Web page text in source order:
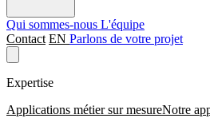
Qui sommes-nous L'équipe
Contact EN Parlons de votre projet
Expertise
Applications métier sur mesureNotre